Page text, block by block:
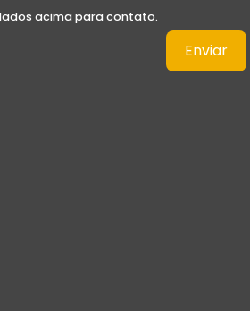
acima para contato.
Enviar